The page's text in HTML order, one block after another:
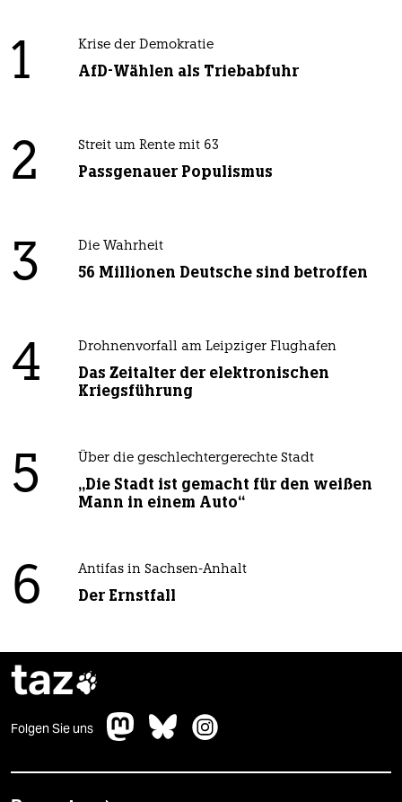
1 Krise der Demokratie
AfD-Wählen als Triebabfuhr
2 Streit um Rente mit 63
Passgenauer Populismus
3 Die Wahrheit
56 Millionen Deutsche sind betroffen
4 Drohnenvorfall am Leipziger Flughafen
Das Zeitalter der elektronischen
Kriegsführung
5 Über die geschlechtergerechte Stadt
„Die Stadt ist gemacht für den weißen
Mann in einem Auto“
6 Antifas in Sachsen-Anhalt
Der Ernstfall
taz
Folgen Sie uns